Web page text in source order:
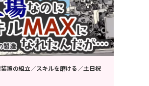
装置の組立／スキルを磨ける／土日祝